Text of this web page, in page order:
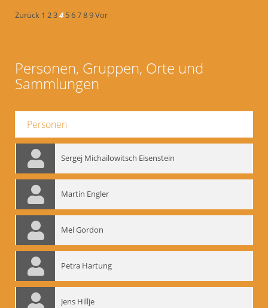
Zurück 1 234 56789Vor
Personen, Gruppen, Orte und
Sammlungen
Personen
Sergej Michailowitsch Eisenstein
Martin Engler
Mel Gordon
Petra Hartung
Jens Hillje